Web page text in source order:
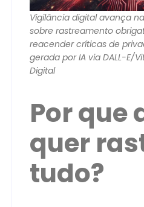
Vigilância digital avança
sobre rastreamento
reacender críticas de
gerada por IA via DALL-E/
Digital
Por que
quer
tudo?